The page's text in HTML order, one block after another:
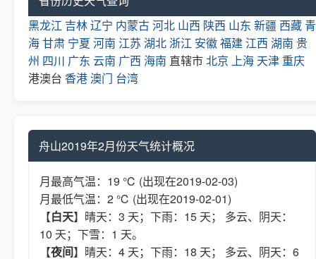
黑龙江 吉林辽宁 内蒙古河北 山西 陕西 山东 新疆 西藏 青
海甘肃 宁夏 河南 江苏 湖北 浙江 安徽福建 江西 湖南 贵
州 四川 广东 云南 广西 海南 直辖市北京 上海 天津 重庆
港澳台 香港澳门 台湾
舟山2019年2月份天气统计概况
月最高气温：19 ℃ (出现在2019-02-03)
月最低气温：2 ℃ (出现在2019-02-01)
【白天】晴天：3 天；下雨：15 天； 多云、阴天：
10 天；下雪：1 天。
【夜间】晴天：4 天；下雨：18 天； 多云、阴天：6